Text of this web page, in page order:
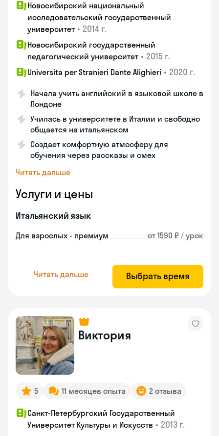
Новосибирский национальный
исследовательский государственный
университет • 2014 г.
Новосибирский государственный
педагогический университет • 2015 г.
Universita per Stranieri Dante Alighieri • 2020 г.
Начала учить английский в языковой школе в
Лондоне
Училась в университете в Италии и свободно
общается на итальянском
Создает комфортную атмосферу для
обучения через рассказы и смех
Читать дальше
Услуги и цены
Итальянский язык
Для взрослых - премиум от 1590 ₽ / урок
Читать дальше Выбрать время
Виктория
5 11 месяцев опыта 2 отзыва
Санкт-Петербургский Государственный
Университет Культуры и Искусств • 2013 г.